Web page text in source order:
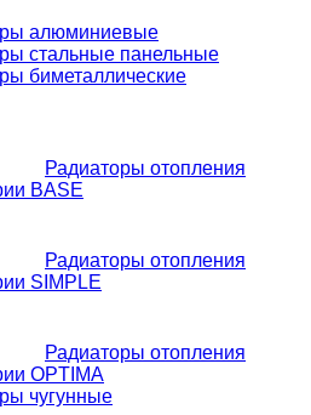
алюминиевые
стальные панельные
биметаллические
Радиаторы отопления
BASE
Радиаторы отопления
SIMPLE
Радиаторы отопления
OPTIMA
чугунные